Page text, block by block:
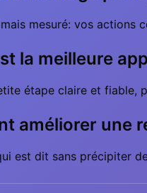
mesuré: vos actions
la meilleure
étape claire et fiable,
améliorer une
est dit sans précipiter